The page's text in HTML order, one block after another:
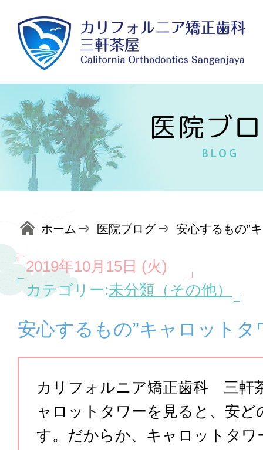
医院ブ
BLOG
ホーム 医院ブログ 安心するもの”
2019年10月15日 (火)
カテゴリー:未分類（その他）
安心するもの”キャロットタ
カリフォルニア矯正歯科 三軒
ャロットタワーを見ると、安ど
す。だからか、キャロットタワ